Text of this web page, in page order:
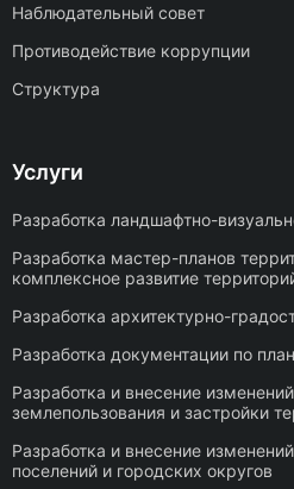
Наблюдательный совет
Противодействие коррупции
Структура
Услуги
Разработка ландшафтно-
Разработка мастер-планов
комплексное развитие
Разработка архитектурно-
Разработка документации по
Разработка и внесение
землепользования и застройки
Разработка и внесение
поселений и городских округов